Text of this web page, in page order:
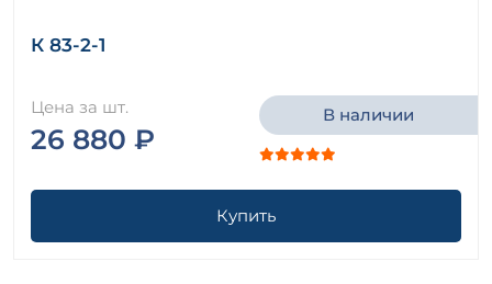
К 83-2-1
Цена за шт.
26 880 ₽
В наличии
Купить